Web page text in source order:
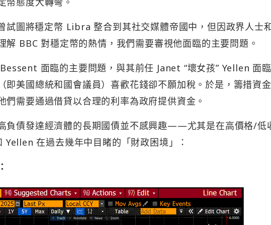
圖將穩定幣 Libra 整合到其社交媒體帝國中，但因政界人士
解 BBC 對穩定幣的熱情，我們需要審視他面臨的主要問題。
面臨的主要問題，與其前任 Janet “壞女孩” Yellen 面
即美國總統和國會議員）喜歡花錢卻不願加稅。於是，籌措資
們需要通過借貸以合理的利率為政府提供資金。
負債發達經濟體的長期國債並不感興趣——尤其是在高價格/低
Yellen 在過去幾年中目睹的「財政困境」：